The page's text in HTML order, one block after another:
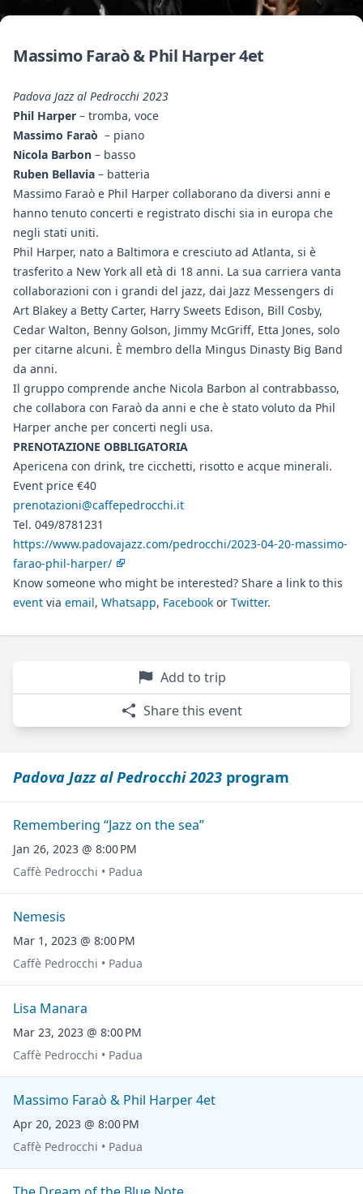
Massimo Faraò & Phil Harper 4et
Padova Jazz al Pedrocchi 2023
Phil Harper – tromba, voce
Massimo Faraò – piano
Nicola Barbon – basso
Ruben Bellavia – batteria
Massimo Faraò e Phil Harper collaborano da diversi anni e
hanno tenuto concerti e registrato dischi sia in europa che
negli stati uniti.
Phil Harper, nato a Baltimora e cresciuto ad Atlanta, si è
trasferito a New York all età di 18 anni. La sua carriera vanta
collaborazioni con i grandi del jazz, dai Jazz Messengers di
Art Blakey a Betty Carter, Harry Sweets Edison, Bill Cosby,
Cedar Walton, Benny Golson, Jimmy McGriff, Etta Jones, solo
per citarne alcuni. È membro della Mingus Dinasty Big Band
da anni.
Il gruppo comprende anche Nicola Barbon al contrabbasso,
che collabora con Faraò da anni e che è stato voluto da Phil
Harper anche per concerti negli usa.
PRENOTAZIONE OBBLIGATORIA
Apericena con drink, tre cicchetti, risotto e acque minerali.
Event price €40
prenotazioni@caffepedrocchi.it
Tel. 049/8781231
https://www.padovajazz.com/pedrocchi/2023-04-20-massimo-
farao-phil-harper/
Know someone who might be interested? Share a link to this
event via email, Whatsapp, Facebook or Twitter.
Add to trip
Share this event
Padova Jazz al Pedrocchi 2023 program
Remembering “Jazz on the sea”
Jan 26, 2023 @ 8:00 PM
Caffè Pedrocchi • Padua
Nemesis
Mar 1, 2023 @ 8:00 PM
Caffè Pedrocchi • Padua
Lisa Manara
Mar 23, 2023 @ 8:00 PM
Caffè Pedrocchi • Padua
Massimo Faraò & Phil Harper 4et
Apr 20, 2023 @ 8:00 PM
Caffè Pedrocchi • Padua